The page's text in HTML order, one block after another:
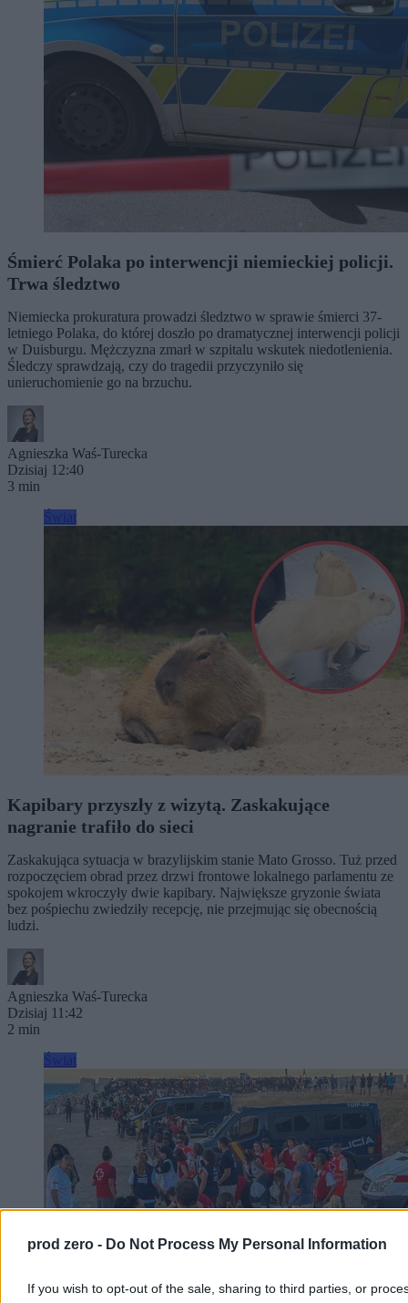
prod zero - Do Not Process My Personal Information
If you wish to opt-out of the sale, sharing to third parties, or
Śmierć Polaka po interwencji niemieckiej policji.
Trwa śledztwo
Niemiecka prokuratura prowadzi śledztwo w sprawie śmierci 37-
letniego Polaka, do której doszło po dramatycznej interwencji policji
w Duisburgu. Mężczyzna zmarł w szpitalu wskutek niedotlenienia.
Śledczy sprawdzają, czy do tragedii przyczyniło się
unieruchomienie go na brzuchu.
Agnieszka Waś-Turecka
Dzisiaj 12:40
3 min
Kapibary przyszły z wizytą. Zaskakujące
nagranie trafiło do sieci
Zaskakująca sytuacja w brazylijskim stanie Mato Grosso. Tuż przed
rozpoczęciem obrad przez drzwi frontowe lokalnego parlamentu ze
spokojem wkroczyły dwie kapibary. Największe gryzonie świata
bez pośpiechu zwiedziły recepcję, nie przejmując się obecnością
ludzi.
Agnieszka Waś-Turecka
Dzisiaj 11:42
2 min